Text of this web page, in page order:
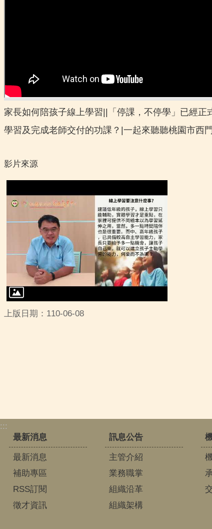
家長如何陪孩子線上學習||「停課，不停學」已經
學習及完成老師交付的功課？|一起來聽聽桃園市西
影片來源
上版日期：110-06-08
:::
最新消息
最新消息
補助專區
RSS訂閱
徵才資訊
訊息公告
主管介紹
業務職掌
組織沿革
組織架構